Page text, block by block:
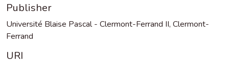
Publisher
Université Blaise Pascal - Clermont-Ferrand II, Clermont-
Ferrand
URI